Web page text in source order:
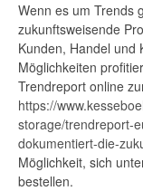
Wenn es um Trends
zukunftswei­sende
Kunden, Handel und
Möglichkeiten
Trendreport online
https://
storage/trendreport-
dokumentiert-die-
Möglichkeit, sich
bestellen.